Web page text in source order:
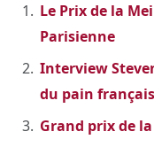
Le Prix de la
Parisienne
Interview
du pain français
Grand prix de